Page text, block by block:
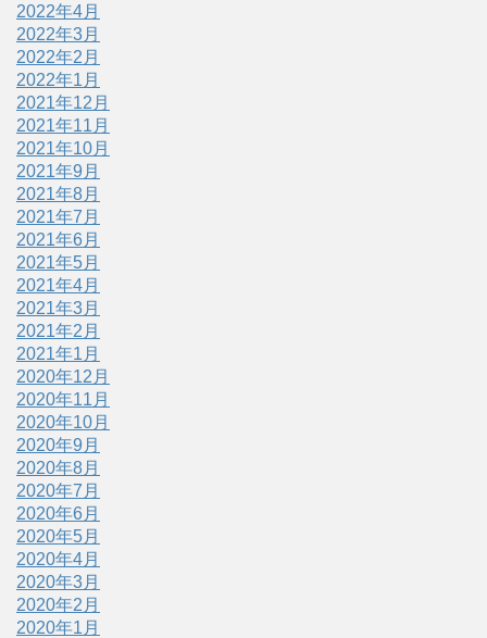
2022年4月
2022年3月
2022年2月
2022年1月
2021年12月
2021年11月
2021年10月
2021年9月
2021年8月
2021年7月
2021年6月
2021年5月
2021年4月
2021年3月
2021年2月
2021年1月
2020年12月
2020年11月
2020年10月
2020年9月
2020年8月
2020年7月
2020年6月
2020年5月
2020年4月
2020年3月
2020年2月
2020年1月